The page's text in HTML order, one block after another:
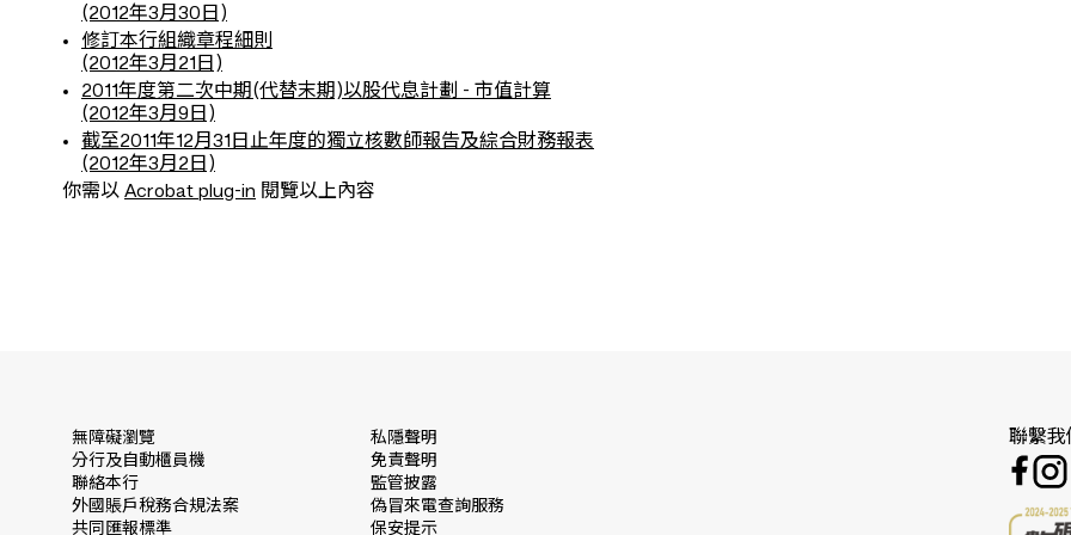
(2012年3月30日)
修訂本行組織章程細則
(2012年3月21日)
2011年度第二次中期(代替末期)以股代息計劃 - 市值計算
(2012年3月9日)
截至2011年12月31日止年度的獨立核數師報告及綜合財務報表
(2012年3月2日)
你需以 Acrobat plug-in 閱覽以上內容
無障礙瀏覽
分行及自動櫃員機
聯絡本行
外國賬戶稅務合規法案
共同匯報標準
私隱聲明
免責聲明
監管披露
偽冒來電查詢服務
保安提示
聯繫我